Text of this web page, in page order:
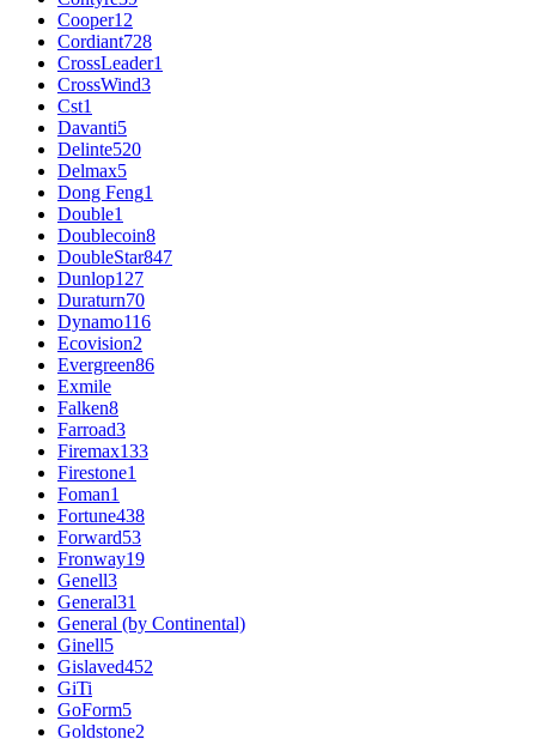
Cooper12
Cordiant728
CrossLeader1
CrossWind3
Cst1
Davanti5
Delinte520
Delmax5
Dong Feng1
Double1
Doublecoin8
DoubleStar847
Dunlop127
Duraturn70
Dynamo116
Ecovision2
Evergreen86
Exmile
Falken8
Farroad3
Firemax133
Firestone1
Foman1
Fortune438
Forward53
Fronway19
Genell3
General31
General (by Continental)
Ginell5
Gislaved452
GiTi
GoForm5
Goldstone2